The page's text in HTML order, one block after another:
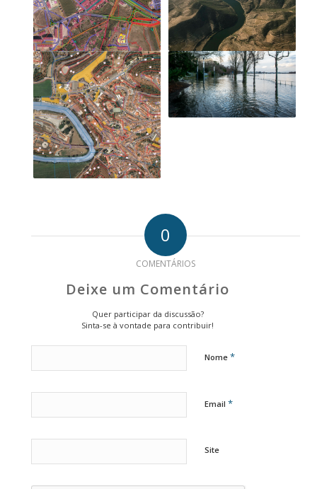
0
COMENTÁRIOS
Deixe um Comentário
Quer participar da discussão?
Sinta-se à vontade para contribuir!
Nome *
Email *
Site